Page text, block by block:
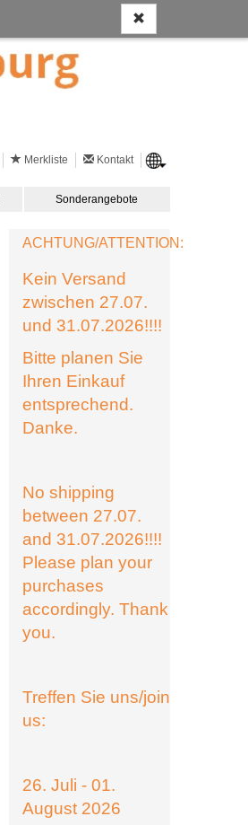
Merkliste Kontakt
Sonderangebote
ACHTUNG/ATTENTION:
Kein Versand
zwischen 27.07.
und 31.07.2026!!!!
Bitte planen Sie
Ihren Einkauf
entsprechend.
Danke.
No shipping
between 27.07.
and 31.07.2026!!!!
Please plan your
purchases
accordingly. Thank
you.
Treffen Sie uns/join
us:
26. Juli - 01.
August 2026